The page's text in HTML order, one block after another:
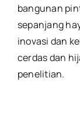
bangunan
sepanjang
inovasi dan
cerdas dan
penelitian.